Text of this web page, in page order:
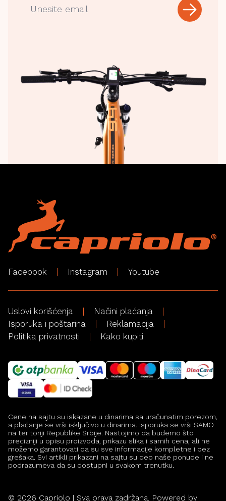
Facebook Instagram Youtube
Uslovi korišćenja
Načini plaćanja
Isporuka i poštarina
Reklamacija
Politika privatnosti
Kako kupiti
Cene na sajtu su iskazane u dinarima sa uračunatim porezom,
a plaćanje se vrši isključivo u dinarima. Isporuka se vrši SAMO
na teritoriji Republike Srbije. Nastojimo da budemo što
precizniji u opisu proizvoda, prikazu slika i samih cena, ali ne
možemo garantovati da su sve informacije kompletne i bez
grešaka. Svi artikli prikazani na sajtu su deo naše ponude i ne
podrazumeva da su dostupni u svakom trenutku.
© 2026 Capriolo | Sva prava zadržana. Powered by